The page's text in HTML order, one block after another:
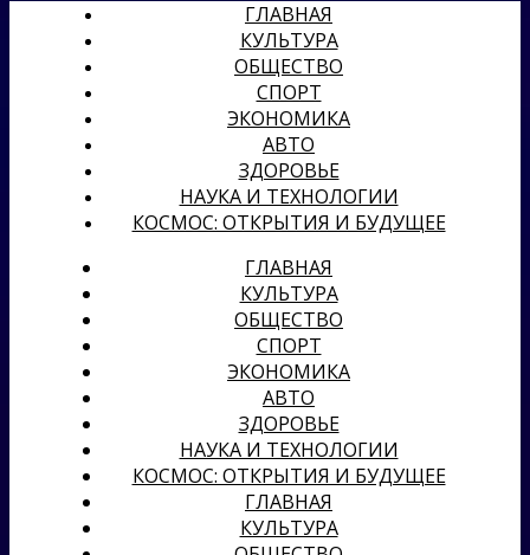
ГЛАВНАЯ
КУЛЬТУРА
ОБЩЕСТВО
СПОРТ
ЭКОНОМИКА
АВТО
ЗДОРОВЬЕ
НАУКА И ТЕХНОЛОГИИ
КОСМОС: ОТКРЫТИЯ И БУДУЩЕЕ
ГЛАВНАЯ
КУЛЬТУРА
ОБЩЕСТВО
СПОРТ
ЭКОНОМИКА
АВТО
ЗДОРОВЬЕ
НАУКА И ТЕХНОЛОГИИ
КОСМОС: ОТКРЫТИЯ И БУДУЩЕЕ
ГЛАВНАЯ
КУЛЬТУРА